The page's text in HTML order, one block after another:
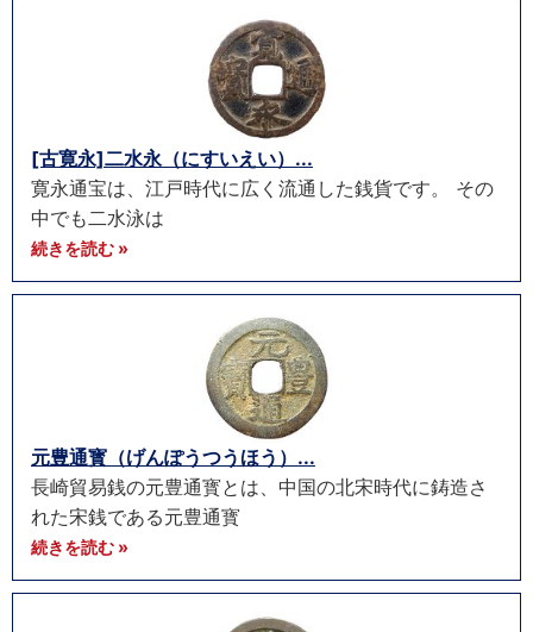
[古寛永]二水永（にすいえい）...
寛永通宝は、江戸時代に広く流通した銭貨です。 その
中でも二水泳は
続きを読む »
元豊通寳（げんぽうつうほう）...
長崎貿易銭の元豊通寳とは、中国の北宋時代に鋳造さ
れた宋銭である元豊通寳
続きを読む »